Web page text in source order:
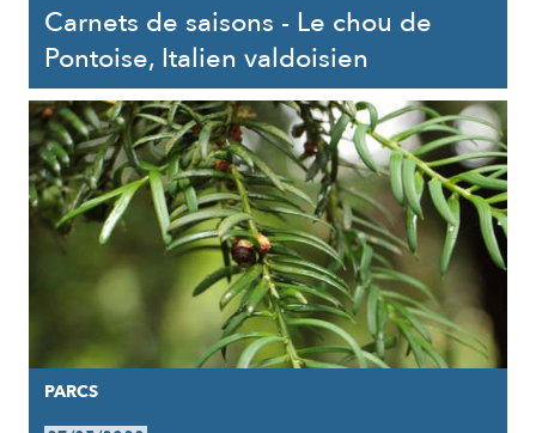
Carnets de saisons - Le chou de
Pontoise, Italien valdoisien
PARCS